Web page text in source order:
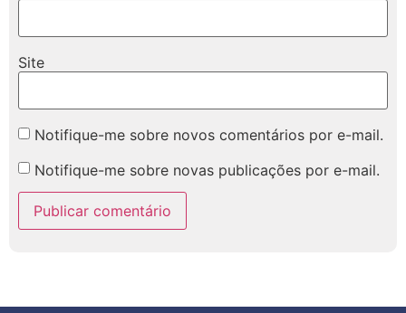
Site
Notifique-me sobre novos comentários por e-mail.
Notifique-me sobre novas publicações por e-mail.